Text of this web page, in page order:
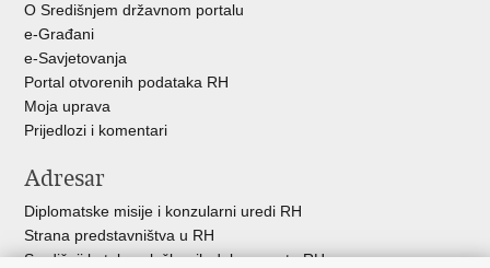
O Središnjem državnom portalu
e-Građani
e-Savjetovanja
Portal otvorenih podataka RH
Moja uprava
Prijedlozi i komentari
Adresar
Diplomatske misije i konzularni uredi RH
Strana predstavništva u RH
Središnji katalog službenih dokumenata RH